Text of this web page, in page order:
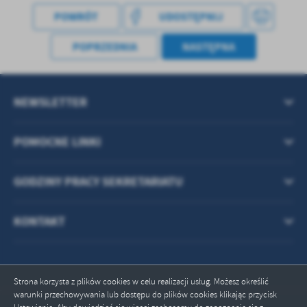
Strona korzysta z plików cookies w celu realizacji usług. Możesz określić
warunki przechowywania lub dostępu do plików cookies klikając przycisk
treści w postaci wiadomości, ofert, komunikatów mediów
społecznościowych.
POWRÓT UDOSTĘPNIJ
POPRZEDNIA NASTĘPNA
POMOCNE LINKI
NEWSLETTER
GODZINY PRACY SEKRETARIATU
KONTAKT